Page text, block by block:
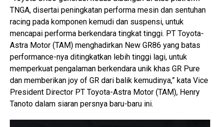
TNGA, disertai peningkatan performa mesin dan sentuhan
racing pada komponen kemudi dan suspensi, untuk
mencapai performa berkendara tingkat tinggi. PT Toyota-
Astra Motor (TAM) menghadirkan New GR86 yang batas
performance-nya ditingkatkan lebih tinggi lagi, untuk
memperkuat pengalaman berkendara unik khas GR Pure
dan memberikan joy of GR dari balik kemudinya,” kata Vice
President Director PT Toyota-Astra Motor (TAM), Henry
Tanoto dalam siaran persnya baru-baru ini.